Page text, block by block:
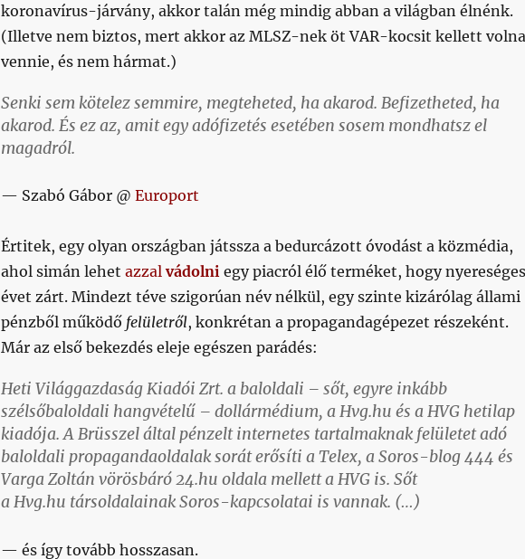
koronavírus-járvány, akkor talán még mindig abban a világban élnénk.
(Illetve nem biztos, mert akkor az MLSZ-nek öt VAR-kocsit kellett volna
vennie, és nem hármat.)
Senki sem kötelez semmire, megteheted, ha akarod. Befizetheted, ha
akarod. És ez az, amit egy adófizetés esetében sosem mondhatsz el
magadról.
Szabó Gábor @ Europort
Értitek, egy olyan országban játssza a bedurcázott óvodást a közmédia,
ahol simán lehet azzalvádolniegy piacról élő terméket, hogy nyereséges
évet zárt. Mindezt téve szigorúan név nélkül, egy szinte kizárólag állami
pénzből működő felületről, konkrétan a propagandagépezet részeként.
Már az első bekezdés eleje egészen parádés:
Heti Világgazdaság Kiadói Zrt. a baloldali – sőt, egyre inkább
szélsőbaloldali hangvételű – dollármédium, a Hvg.hu és a HVG hetilap
kiadója. A Brüsszel által pénzelt internetes tartalmaknak felületet adó
baloldali propagandaoldalak sorát erősíti a Telex, a Soros-blog 444 és
Varga Zoltán vörösbáró 24.hu oldala mellett a HVG is. Sőt
a Hvg.hu társoldalainak Soros-kapcsolatai is vannak. (…)
és így tovább hosszasan.